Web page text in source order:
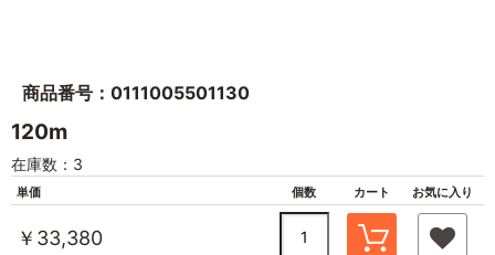
商品番号：0111005501130
120m
在庫数：3
単価 個数 カート お気に入り
￥33,380